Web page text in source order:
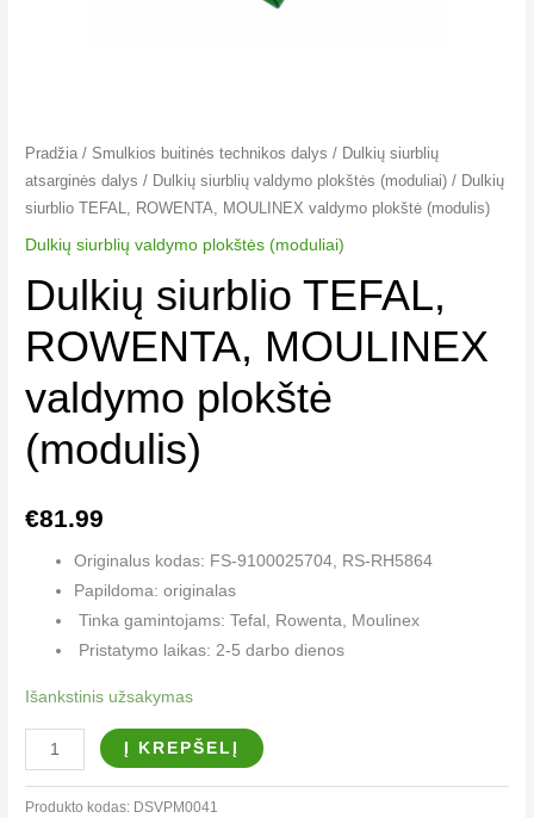
Pradžia / Smulkios buitinės technikos dalys / Dulkių siurblių
atsarginės dalys / Dulkių siurblių valdymo plokštės (moduliai) / Dulkių
siurblio TEFAL, ROWENTA, MOULINEX valdymo plokštė (modulis)
Dulkių siurblių valdymo plokštės (moduliai)
Dulkių siurblio TEFAL,
ROWENTA, MOULINEX
valdymo plokštė
(modulis)
€81.99
Originalus kodas: FS-9100025704, RS-RH5864
Papildoma: originalas
Tinka gamintojams: Tefal, Rowenta, Moulinex
Pristatymo laikas: 2-5 darbo dienos
Išankstinis užsakymas
Į KREPŠELĮ
Produkto kodas: DSVPM0041